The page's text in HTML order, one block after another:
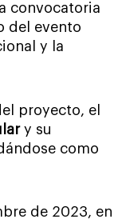
convocatoria
del evento
y la
proyecto, el
y su
como
de 2023, en